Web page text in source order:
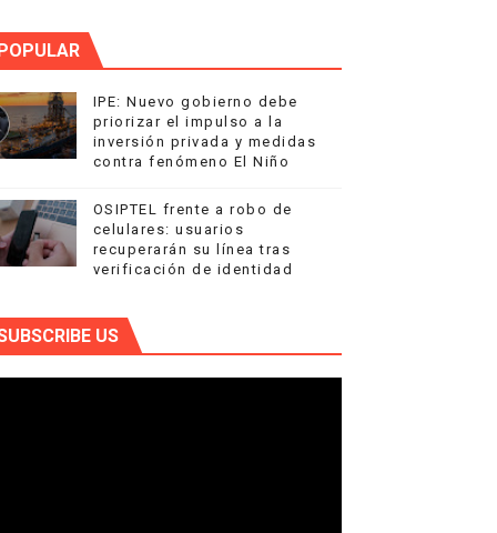
IPE: Nuevo gobierno debe
priorizar el impulso a la
inversión privada y medidas
contra fenómeno El Niño
OSIPTEL frente a robo de
celulares: usuarios
recuperarán su línea tras
verificación de identidad
US